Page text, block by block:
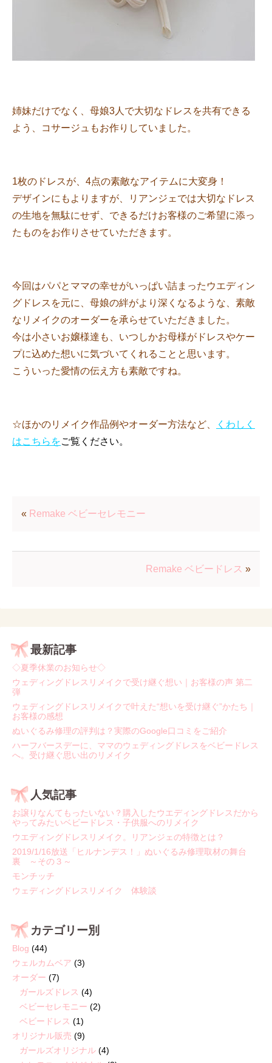
姉妹だけでなく、母娘3人で大切なドレスを共有できる
よう、コサージュもお作りしていました。
1枚のドレスが、4点の素敵なアイテムに大変身！
デザインにもよりますが、リアンジェでは大切なドレス
の生地を無駄にせず、できるだけお客様のご希望に添っ
たものをお作りさせていただきます。
今回はパパとママの幸せがいっぱい詰まったウエディン
グドレスを元に、母娘の絆がより深くなるような、素敵
なリメイクのオーダーを承らせていただきました。
今は小さいお嬢様達も、いつしかお母様がドレスやケー
プに込めた想いに気づいてくれることと思います。
こういった愛情の伝え方も素敵ですね。
☆ほかのリメイク作品例やオーダー方法など、
くわしく
はこちらをご覧ください。
« Remake ベビーセレモニー
Remake ベビードレス »
最新記事
◇夏季休業のお知らせ◇
ウェディングドレスリメイクで受け継ぐ想い｜お客様の声 第二
弾
ウェディングドレスリメイクで叶えた“想いを受け継ぐ”かたち｜
お客様の感想
ぬいぐるみ修理の評判は？実際のGoogle口コミをご紹介
ハーフバースデーに、ママのウェディングドレスをベビードレス
へ。受け継ぐ思い出のリメイク
人気記事
お譲りなんてもったいない？購入したウエディングドレスだから
やってみたいベビードレス・子供服へのリメイク
ウエディングドレスリメイク。リアンジェの特徴とは？
2019/1/16放送「ヒルナンデス！」ぬいぐるみ修理取材の舞台
裏 ～その３～
モンチッチ
ウェディングドレスリメイク 体験談
カテゴリー別
Blog (44)
ウェルカムベア (3)
オーダー (7)
ガールズドレス (4)
ベビーセレモニー (2)
ベビードレス (1)
オリジナル販売 (9)
ガールズオリジナル (4)